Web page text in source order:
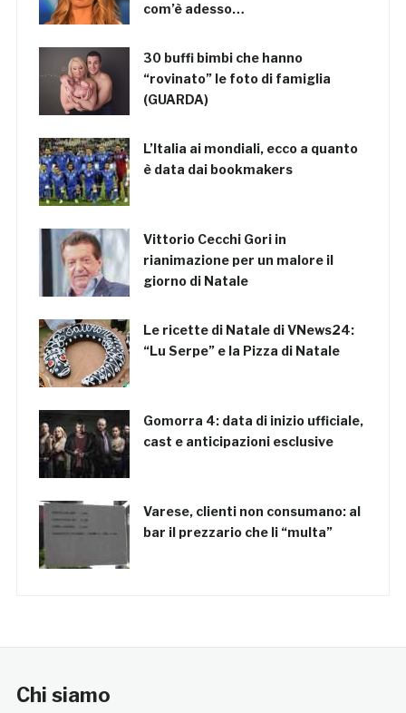
com’è adesso…
30 buffi bimbi che hanno
“rovinato” le foto di famiglia
(GUARDA)
L’Italia ai mondiali, ecco a quanto
è data dai bookmakers
Vittorio Cecchi Gori in
rianimazione per un malore il
giorno di Natale
Le ricette di Natale di VNews24:
“Lu Serpe” e la Pizza di Natale
Gomorra 4: data di inizio ufficiale,
cast e anticipazioni esclusive
Varese, clienti non consumano: al
bar il prezzario che li “multa”
Chi siamo